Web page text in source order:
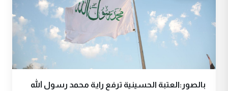
بالصور:العتبة الحسينية ترفع راية محمد رسول الله